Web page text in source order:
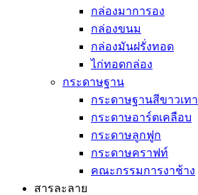
กล่องมาการอง
กล่องขนม
กล่องมันฝรั่งทอด
ไก่ทอดกล่อง
กระดาษฐาน
กระดาษฐานสีขาวเทา
กระดาษอาร์ตเคลือบ
กระดาษลูกฟูก
กระดาษคราฟท์
คณะกรรมการงาช้าง
สารละลาย